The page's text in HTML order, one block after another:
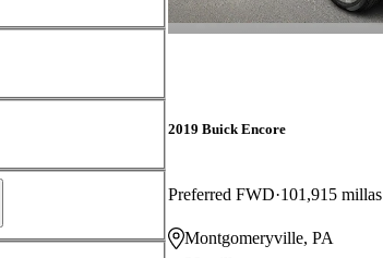
2019 Buick Encore
Preferred FWD 101,915 millas
Montgomeryville, PA